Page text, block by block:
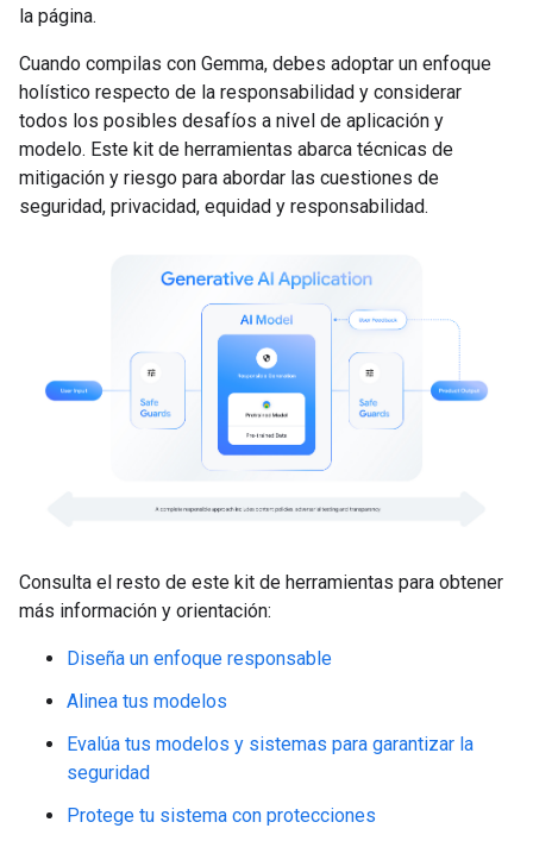
la página.
Cuando compilas con Gemma, debes adoptar un enfoque
holístico respecto de la responsabilidad y considerar
todos los posibles desafíos a nivel de aplicación y
modelo. Este kit de herramientas abarca técnicas de
mitigación y riesgo para abordar las cuestiones de
seguridad, privacidad, equidad y responsabilidad.
Consulta el resto de este kit de herramientas para obtener
más información y orientación:
Diseña un enfoque responsable
Alinea tus modelos
Evalúa tus modelos y sistemas para garantizar la
seguridad
Protege tu sistema con protecciones